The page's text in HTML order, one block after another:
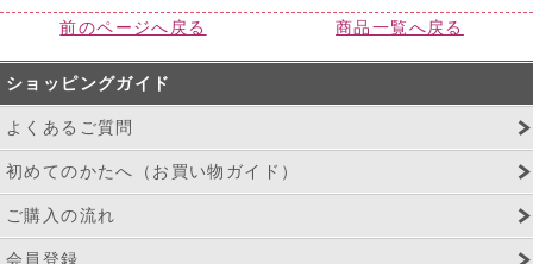
前のページへ戻る 商品一覧へ戻る
ショッピングガイド
よくあるご質問
初めてのかたへ（お買い物ガイド）
ご購入の流れ
会員登録